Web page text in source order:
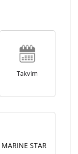
10/ 10
gravür işleme
verilecektir.
Takvim
MARINE STAR